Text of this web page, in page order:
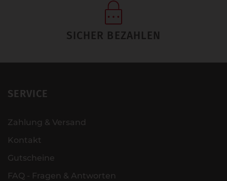
SICHER BEZAHLEN
SERVICE
Zahlung & Versand
Kontakt
Gutscheine
FAQ - Fragen & Antworten